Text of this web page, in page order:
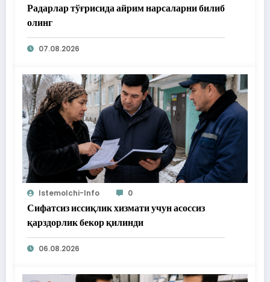
Радарлар тўғрисида айрим нарсаларни билиб
олинг
07.08.2026
Istemolchi-Info 0
Сифатсиз иссиқлик хизмати учун асоссиз
қарздорлик бекор қилинди
06.08.2026